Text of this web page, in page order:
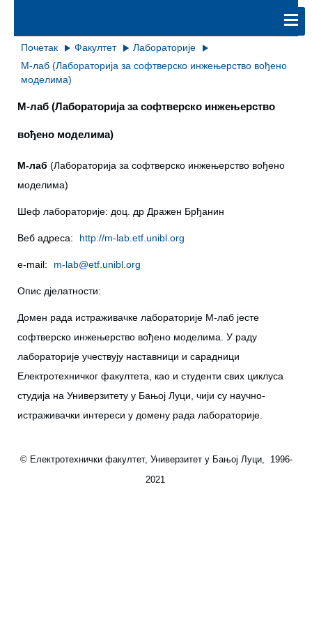
Почетак Факултет
Лабораторије
М-лаб (Лабораторија за софтверско инжењерство вођено
моделима)
М-лаб (Лабораторија за софтверско инжењерство
вођено моделима)
М-лаб (Лабораторија за софтверско инжењерство вођено
моделима)
Шеф лабораторије: доц. др Дражен Брђанин
Веб адреса: http://m-lab.etf.unibl.org
e-mail: m-lab@etf.unibl.org
Опис дјелатности:
Домен рада истраживачке лабораторије М-лаб јесте
софтверско инжењерство вођено моделима. У раду
лабораторије учествују наставници и сарадници
Електротехничког факултета, као и студенти свих циклуса
студија на Универзитету у Бањој Луци, чији су научно-
истраживачки интереси у домену рада лабораторије.
© Електротехнички факултет, Универзитет у Бањој Луци, 1996-
2021